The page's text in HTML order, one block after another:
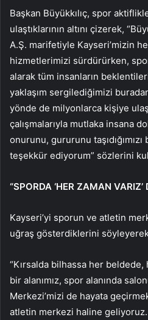
Başkan Büyükkılıç, spor
ulaştıklarının altını çizerek,
A.Ş. marifetiyle Kayseri’mizin
hizmetlerimizi sürdürürken,
alarak tüm insanların
yaklaşım sergilediğimizi
yönde de milyonlarca kişiye
çalışmalarıyla mutlaka insana
onurunu, gururunu
teşekkür ediyorum” sözlerini
“SPORDA ‘HER ZAMAN VARIZ’
Kayseri’yi sporun ve atletin
uğraş gösterdiklerini
“Kırsalda bilhassa her
bir alanımız, spor alanında
Merkezi’mizi de hayata
atletin merkezi haline geliyoruz.